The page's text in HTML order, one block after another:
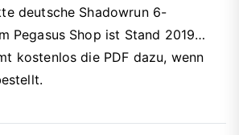
deutsche Shadowrun 6-
Pegasus Shop ist Stand 2019…
kostenlos die PDF dazu, wenn